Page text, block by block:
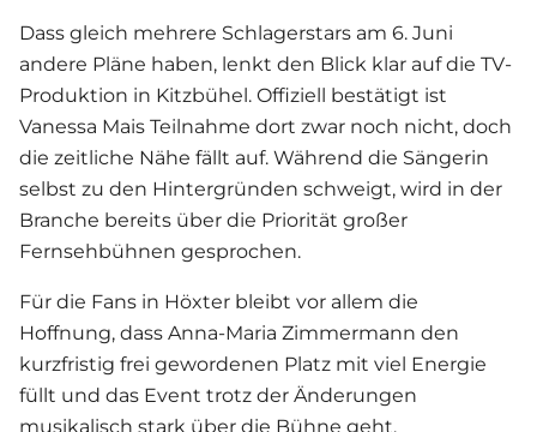
Dass gleich mehrere Schlagerstars am 6. Juni
andere Pläne haben, lenkt den Blick klar auf die TV-
Produktion in Kitzbühel. Offiziell bestätigt ist
Vanessa Mais Teilnahme dort zwar noch nicht, doch
die zeitliche Nähe fällt auf. Während die Sängerin
selbst zu den Hintergründen schweigt, wird in der
Branche bereits über die Priorität großer
Fernsehbühnen gesprochen.
Für die Fans in Höxter bleibt vor allem die
Hoffnung, dass Anna-Maria Zimmermann den
kurzfristig frei gewordenen Platz mit viel Energie
füllt und das Event trotz der Änderungen
musikalisch stark über die Bühne geht.